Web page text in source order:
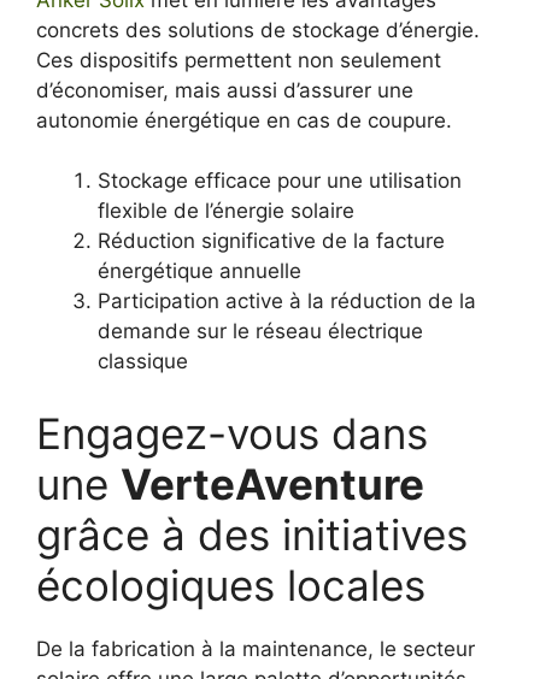
concrets des solutions de stockage d’énergie.
Ces dispositifs permettent non seulement
d’économiser, mais aussi d’assurer une
autonomie énergétique en cas de coupure.
Stockage efficace pour une utilisation
flexible de l’énergie solaire
Réduction significative de la facture
énergétique annuelle
Participation active à la réduction de la
demande sur le réseau électrique
classique
Engagez-vous dans
une VerteAventure
grâce à des initiatives
écologiques locales
De la fabrication à la maintenance, le secteur